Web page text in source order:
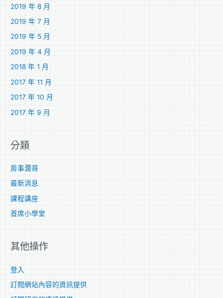
2019 年 8 月
2019 年 7 月
2019 年 5 月
2019 年 4 月
2018 年 1 月
2017 年 11 月
2017 年 10 月
2017 年 9 月
分類
房事濶哥
最新消息
課程講座
首席小學堂
其他操作
登入
訂閱網站內容的資訊提供